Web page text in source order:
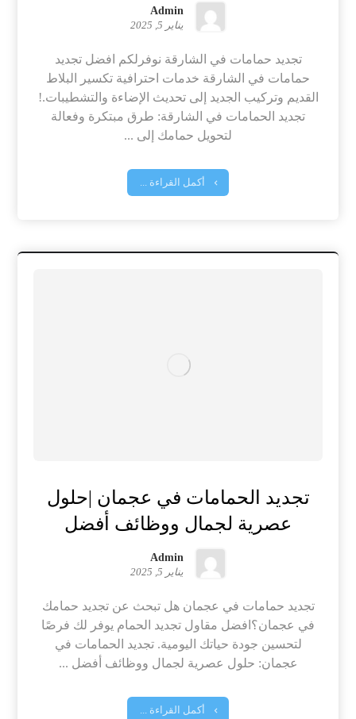
Admin
يناير 5, 2025
تجديد حمامات في الشارقة نوفرلكم افضل تجديد
حمامات في الشارقة خدمات احترافية تكسير البلاط
القديم وتركيب الجديد إلى تحديث الإضاءة والتشطيبات.!
تجديد الحمامات في الشارقة: طرق مبتكرة وفعالة
لتحويل حمامك إلى ...
أكمل القراءة ...
تجديد الحمامات في عجمان |حلول
عصرية لجمال ووظائف أفضل
Admin
يناير 5, 2025
تجديد حمامات في عجمان هل تبحث عن تجديد حمامك
في عجمان؟افضل مقاول تجديد الحمام يوفر لك فرصًا
لتحسين جودة حياتك اليومية. تجديد الحمامات في
عجمان: حلول عصرية لجمال ووظائف أفضل ...
أكمل القراءة ...